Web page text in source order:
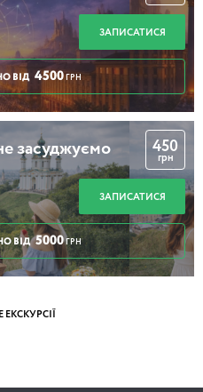
ЗАПИСАТИСЯ
ВІД 4500 ГРН
засуджуємо
450
грн
ЗАПИСАТИСЯ
ВІД 5000 ГРН
ЕКСКУРСІЇ